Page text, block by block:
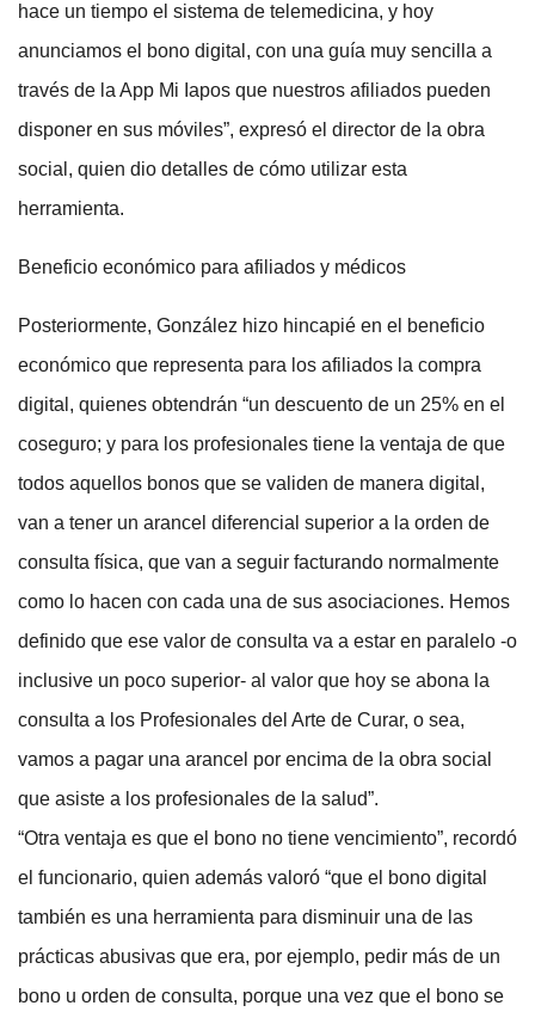
hace un tiempo el sistema de telemedicina, y hoy
anunciamos el bono digital, con una guía muy sencilla a
través de la App Mi Iapos que nuestros afiliados pueden
disponer en sus móviles”, expresó el director de la obra
social, quien dio detalles de cómo utilizar esta
herramienta.
Beneficio económico para afiliados y médicos
Posteriormente, González hizo hincapié en el beneficio
económico que representa para los afiliados la compra
digital, quienes obtendrán “un descuento de un 25% en el
coseguro; y para los profesionales tiene la ventaja de que
todos aquellos bonos que se validen de manera digital,
van a tener un arancel diferencial superior a la orden de
consulta física, que van a seguir facturando normalmente
como lo hacen con cada una de sus asociaciones. Hemos
definido que ese valor de consulta va a estar en paralelo -o
inclusive un poco superior- al valor que hoy se abona la
consulta a los Profesionales del Arte de Curar, o sea,
vamos a pagar una arancel por encima de la obra social
que asiste a los profesionales de la salud”.
“Otra ventaja es que el bono no tiene vencimiento”, recordó
el funcionario, quien además valoró “que el bono digital
también es una herramienta para disminuir una de las
prácticas abusivas que era, por ejemplo, pedir más de un
bono u orden de consulta, porque una vez que el bono se